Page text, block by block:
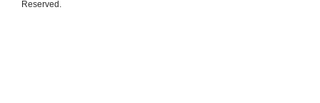
Reserved.